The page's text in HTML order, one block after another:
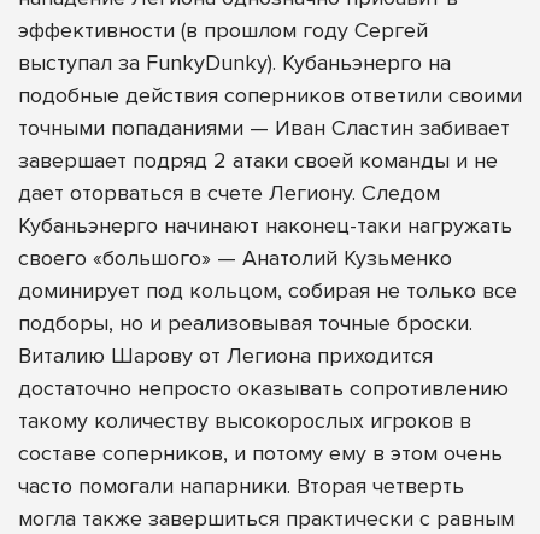
эффективности (в прошлом году Сергей
выступал за FunkyDunky). Кубаньэнерго на
подобные действия соперников ответили своими
точными попаданиями — Иван Сластин забивает
завершает подряд 2 атаки своей команды и не
дает оторваться в счете Легиону. Следом
Кубаньэнерго начинают наконец-таки нагружать
своего «большого» — Анатолий Кузьменко
доминирует под кольцом, собирая не только все
подборы, но и реализовывая точные броски.
Виталию Шарову от Легиона приходится
достаточно непросто оказывать сопротивлению
такому количеству высокорослых игроков в
составе соперников, и потому ему в этом очень
часто помогали напарники. Вторая четверть
могла также завершиться практически с равным